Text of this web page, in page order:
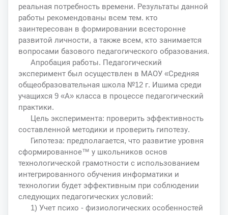
реальная потребность времени. Результаты данной
работы рекомендованы всем тем. кто
заинтересован в формировании всесторонне
развитой личности, а также всем, кто занимается
вопросами базового педагогического образования.
Апробация работы. Педагогический
эксперимент был осуществлен в МАОУ «Средняя
общеобразовательная школа №12 г. Ишима среди
учащихся 9 «А» класса в процессе педагогический
практики.
Цель эксперимента: проверить эффективность
составленной методики и проверить гипотезу.
Гипотеза: предполагается, что развитие уровня
сформированное™ у школьников основ
технологической грамотности с использованием
интегрированного обучения информатики и
технологии будет эффективным при соблюдении
следующих педагогических условий:
1) Учет психо - физиологических особенностей